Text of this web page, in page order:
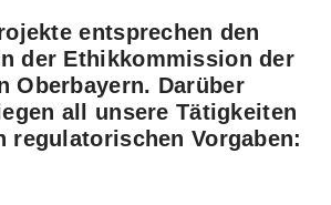
entsprechen den
der Ethikkommission der
Oberbayern. Darüber
all unsere Tätigkeiten
regulatorischen Vorgaben: